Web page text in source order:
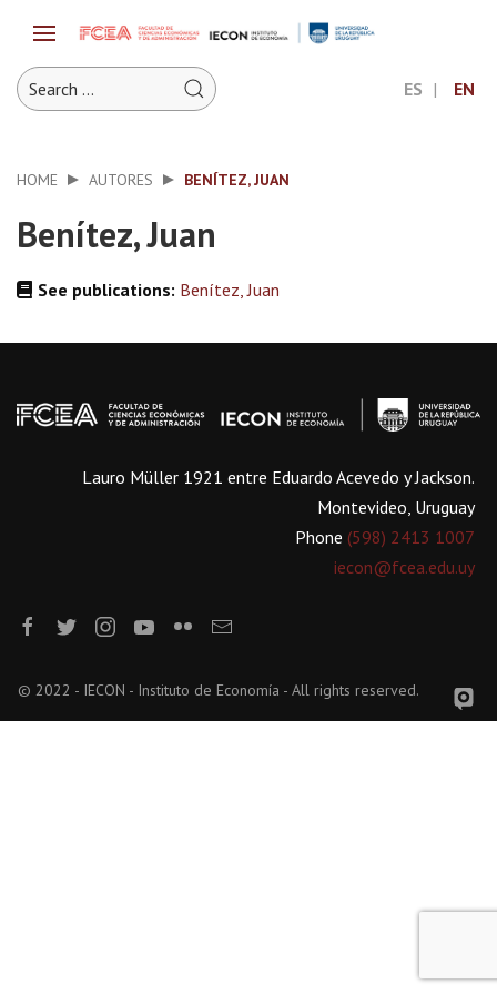
ES EN
HOME AUTORES BENÍTEZ, JUAN
Benítez, Juan
See publications: Benítez, Juan
Lauro Müller 1921 entre Eduardo Acevedo y Jackson.
Montevideo, Uruguay
Phone (598) 2413 1007
iecon@fcea.edu.uy
© 2022 - IECON - Instituto de Economía - All rights reserved.